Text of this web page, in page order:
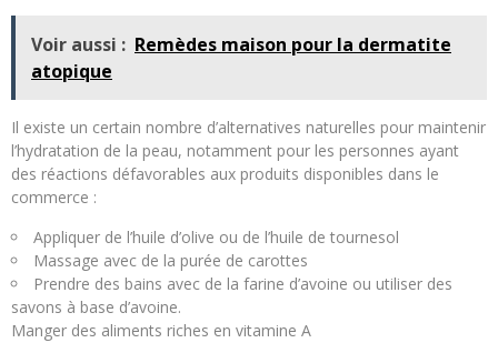
Voir aussi : Remèdes maison pour la dermatite
atopique
Il existe un certain nombre d’alternatives naturelles pour maintenir
l’hydratation de la peau, notamment pour les personnes ayant
des réactions défavorables aux produits disponibles dans le
commerce :
Appliquer de l’huile d’olive ou de l’huile de tournesol
Massage avec de la purée de carottes
Prendre des bains avec de la farine d’avoine ou utiliser des
savons à base d’avoine.
Manger des aliments riches en vitamine A